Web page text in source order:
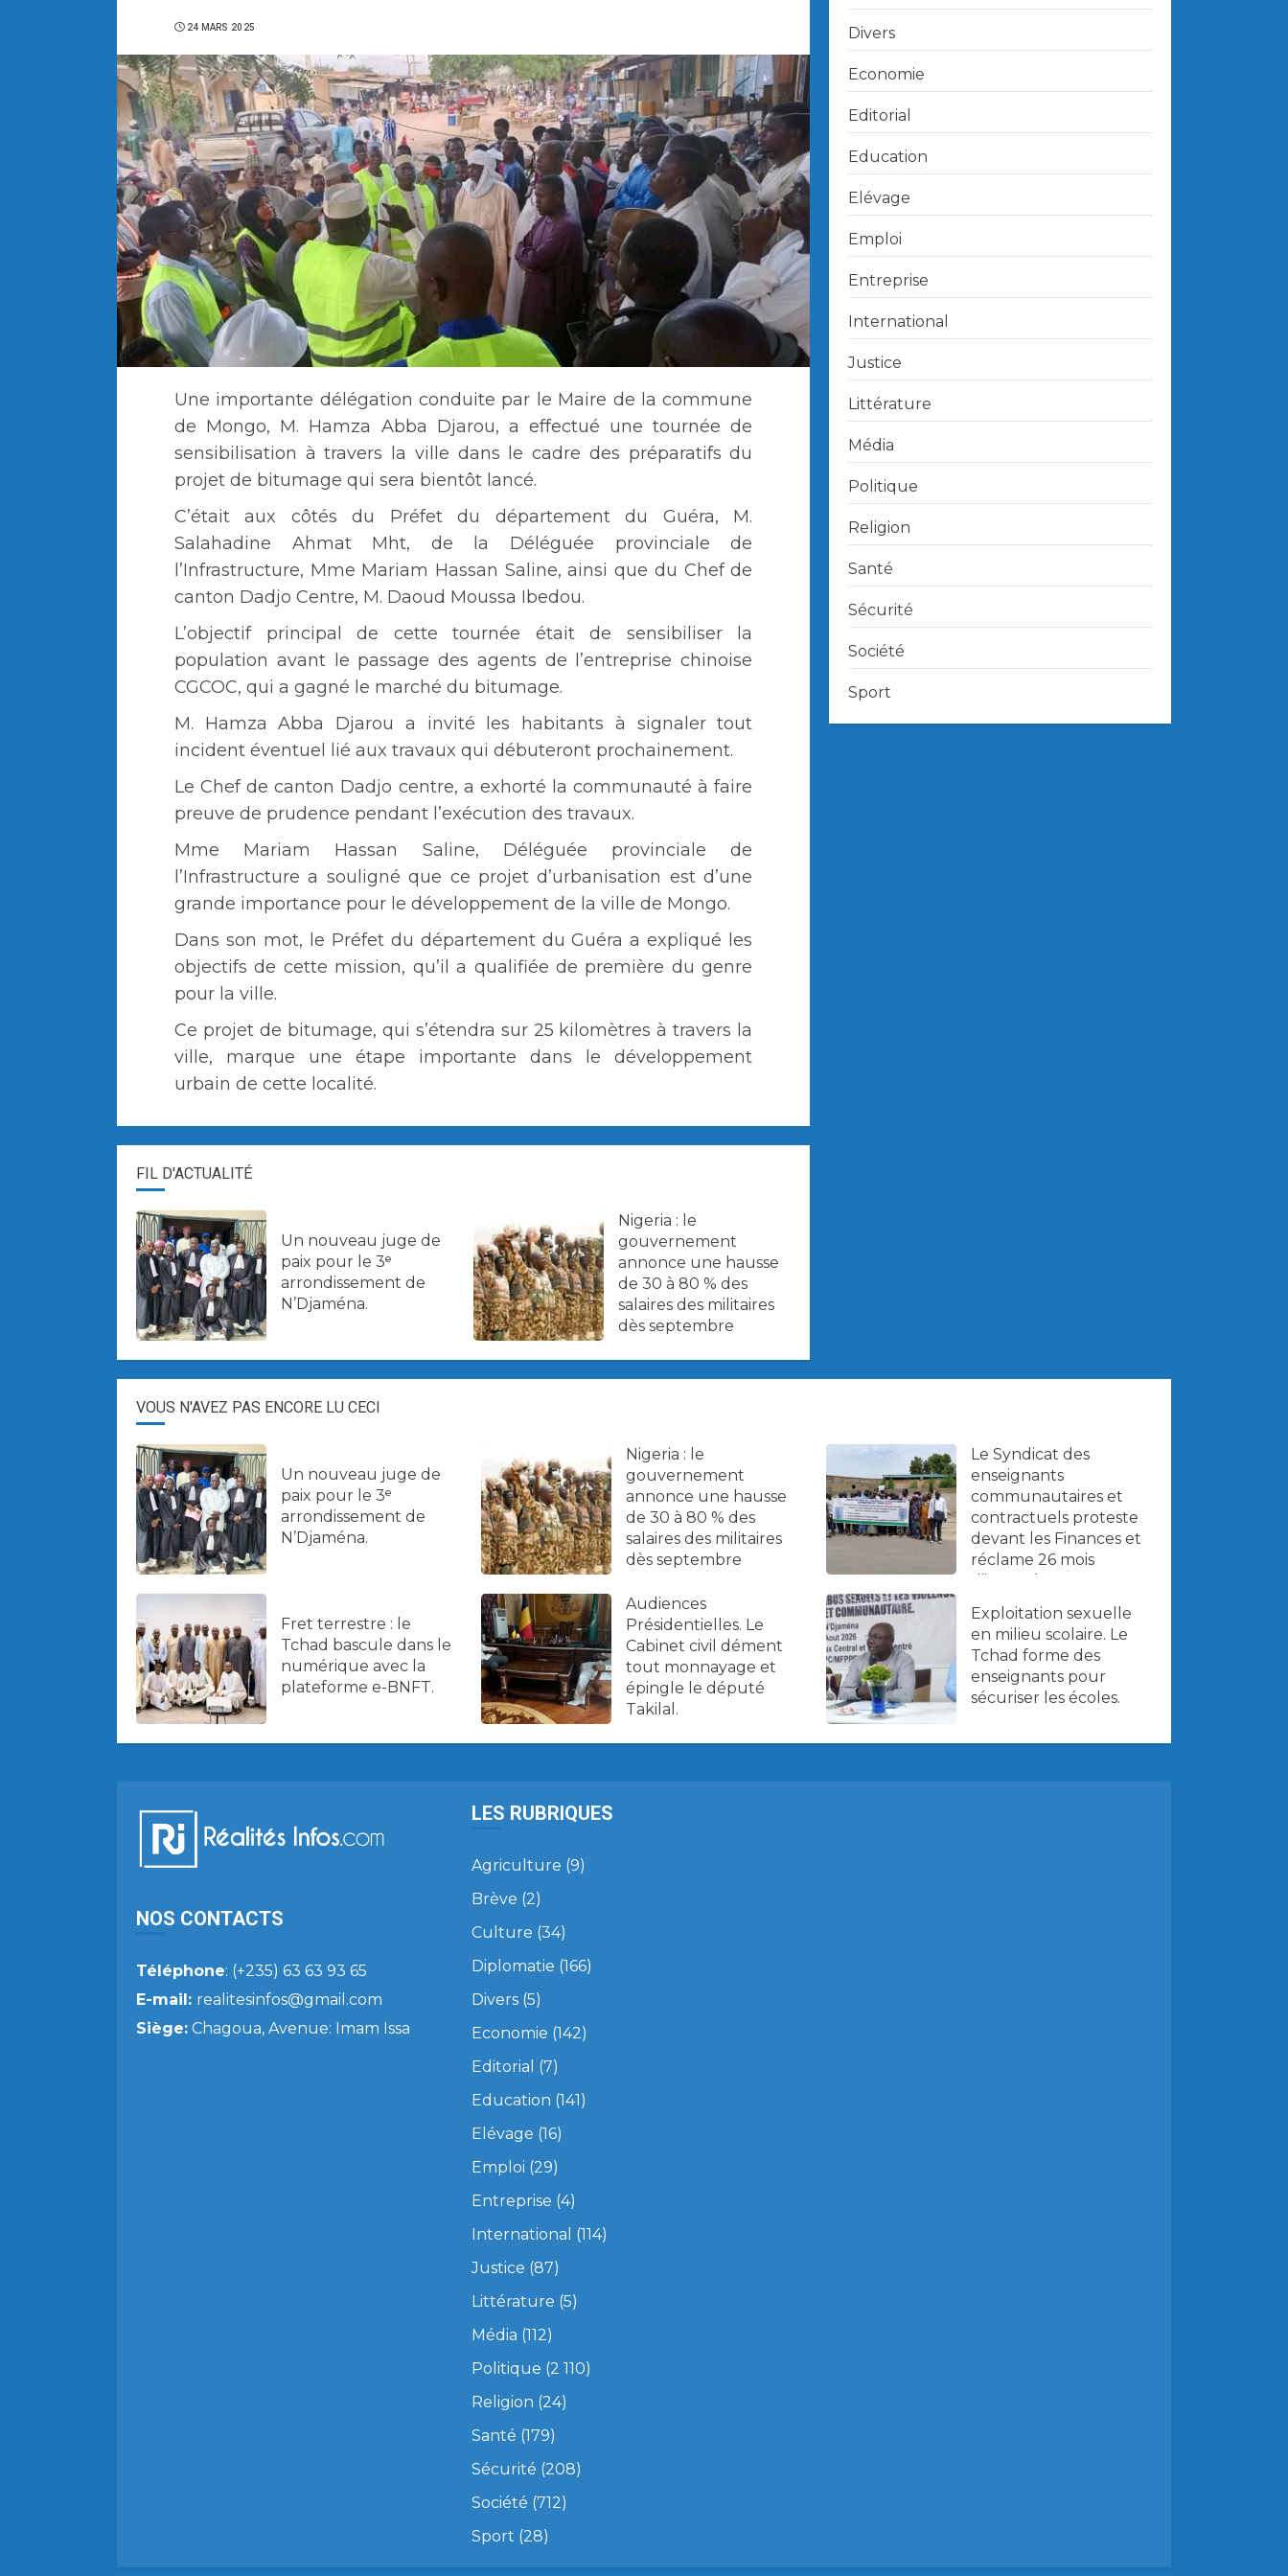
24 MARS 2025
Une importante délégation conduite par le Maire de la commune
de Mongo, M. Hamza Abba Djarou, a effectué une tournée de
sensibilisation à travers la ville dans le cadre des préparatifs du
projet de bitumage qui sera bientôt lancé.
C’était aux côtés du Préfet du département du Guéra, M.
Salahadine Ahmat Mht, de la Déléguée provinciale de
l’Infrastructure, Mme Mariam Hassan Saline, ainsi que du Chef de
canton Dadjo Centre, M. Daoud Moussa Ibedou.
L’objectif principal de cette tournée était de sensibiliser la
population avant le passage des agents de l’entreprise chinoise
CGCOC, qui a gagné le marché du bitumage.
M. Hamza Abba Djarou a invité les habitants à signaler tout
incident éventuel lié aux travaux qui débuteront prochainement.
Le Chef de canton Dadjo centre, a exhorté la communauté à faire
preuve de prudence pendant l’exécution des travaux.
Mme Mariam Hassan Saline, Déléguée provinciale de
l’Infrastructure a souligné que ce projet d’urbanisation est d’une
grande importance pour le développement de la ville de Mongo.
Dans son mot, le Préfet du département du Guéra a expliqué les
objectifs de cette mission, qu’il a qualifiée de première du genre
pour la ville.
Ce projet de bitumage, qui s’étendra sur 25 kilomètres à travers la
ville, marque une étape importante dans le développement
urbain de cette localité.
FIL D'ACTUALITÉ
Un nouveau juge de
paix pour le 3ᵉ
arrondissement de
N’Djaména.
Nigeria : le
gouvernement
annonce une hausse
de 30 à 80 % des
salaires des militaires
dès septembre
Divers
Economie
Editorial
Education
Elévage
Emploi
Entreprise
International
Justice
Littérature
Média
Politique
Religion
Santé
Sécurité
Société
Sport
VOUS N'AVEZ PAS ENCORE LU CECI
Un nouveau juge de
paix pour le 3ᵉ
arrondissement de
N’Djaména.
Nigeria : le
gouvernement
annonce une hausse
de 30 à 80 % des
salaires des militaires
dès septembre
Le Syndicat des
enseignants
communautaires et
contractuels proteste
devant les Finances et
réclame 26 mois
d’impayés.
Fret terrestre : le
Tchad bascule dans le
numérique avec la
plateforme e-BNFT.
Audiences
Présidentielles. Le
Cabinet civil dément
tout monnayage et
épingle le député
Takilal.
Exploitation sexuelle
en milieu scolaire. Le
Tchad forme des
enseignants pour
sécuriser les écoles.
NOS CONTACTS
Téléphone: (+235) 63 63 93 65
E-mail: realitesinfos@gmail.com
Siège: Chagoua, Avenue: Imam Issa
LES RUBRIQUES
Agriculture (9)
Brève (2)
Culture (34)
Diplomatie (166)
Divers(5)
Economie (142)
Editorial (7)
Education (141)
Elévage (16)
Emploi (29)
Entreprise (4)
International (114)
Justice (87)
Littérature (5)
Média (112)
Politique (2 110)
Religion (24)
Santé (179)
Sécurité (208)
Société (712)
Sport (28)